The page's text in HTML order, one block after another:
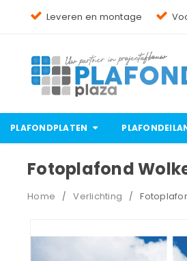
Leveren en montage
PLAFONDPLATEN
Fotoplafond
Home / Verlichting /